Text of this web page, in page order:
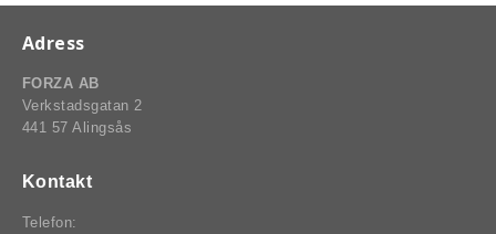
BUMPSTOPS, DAMASKER UNIVERSAL, DOMKRAFTS-
Adress
FORZA AB
Verkstadsgatan 2
441 57 Alingsås
Kontakt
Telefon: